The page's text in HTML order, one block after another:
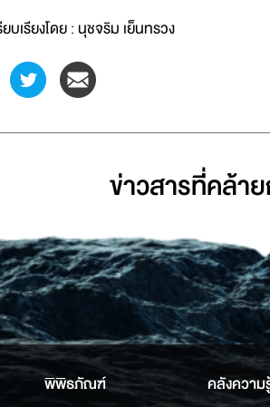
ยบเรียงโดย : นุชจริม เย็นทรวง
ข่าวสารที่่คล้า
พิพิธภัณฑ์ คลังความ